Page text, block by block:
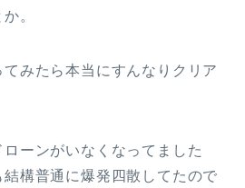
。
みたら本当にすんなりクリア
ーンがいなくなってました
構普通に爆発四散してたので